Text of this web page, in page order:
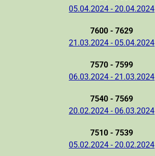
05.04.2024 - 20.04.2024
7600 - 7629
21.03.2024 - 05.04.2024
7570 - 7599
06.03.2024 - 21.03.2024
7540 - 7569
20.02.2024 - 06.03.2024
7510 - 7539
05.02.2024 - 20.02.2024